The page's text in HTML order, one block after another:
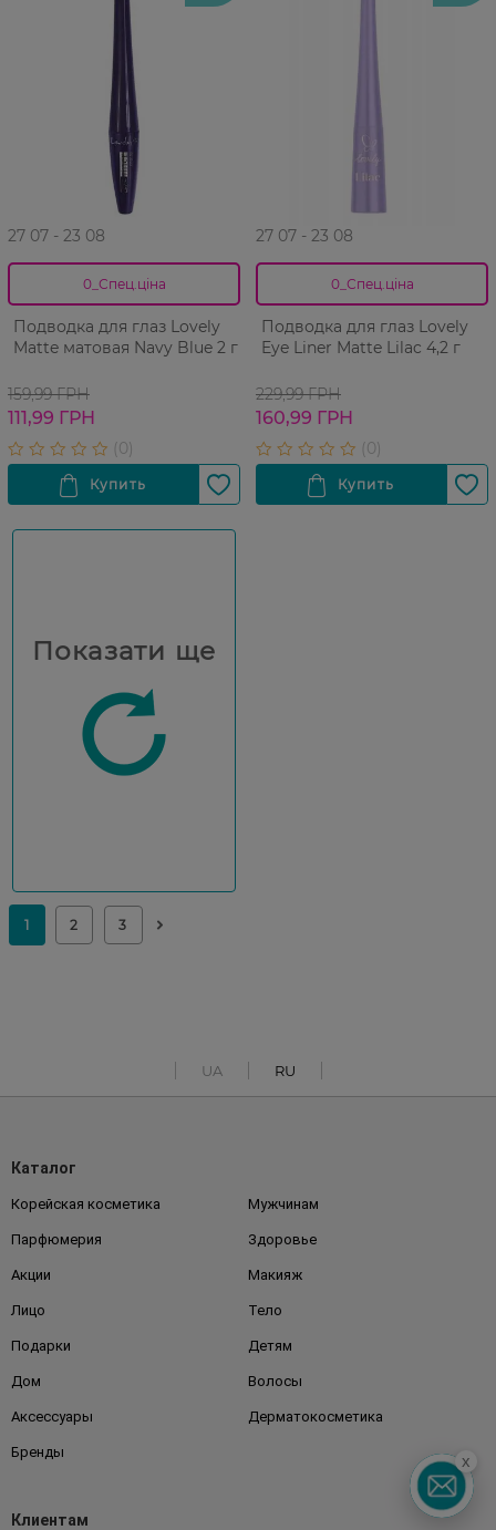
27 07 - 23 08
0_Спец.ціна
Подводка для глаз Lovely
Matte матовая Navy Blue 2 г
159,99 ГРН
111,99 ГРН
27 07 - 23 08
0_Спец.ціна
Подводка для глаз Lovely
Eye Liner Matte Lilac 4,2 г
229,99 ГРН
160,99 ГРН
Показати ще
UA RU
Каталог
Корейская косметика Мужчинам
Парфюмерия Здоровье
Акции Макияж
Лицо Тело
Подарки Детям
Дом Волосы
Аксессуары Дерматокосметика
Бренды
Клиентам
x